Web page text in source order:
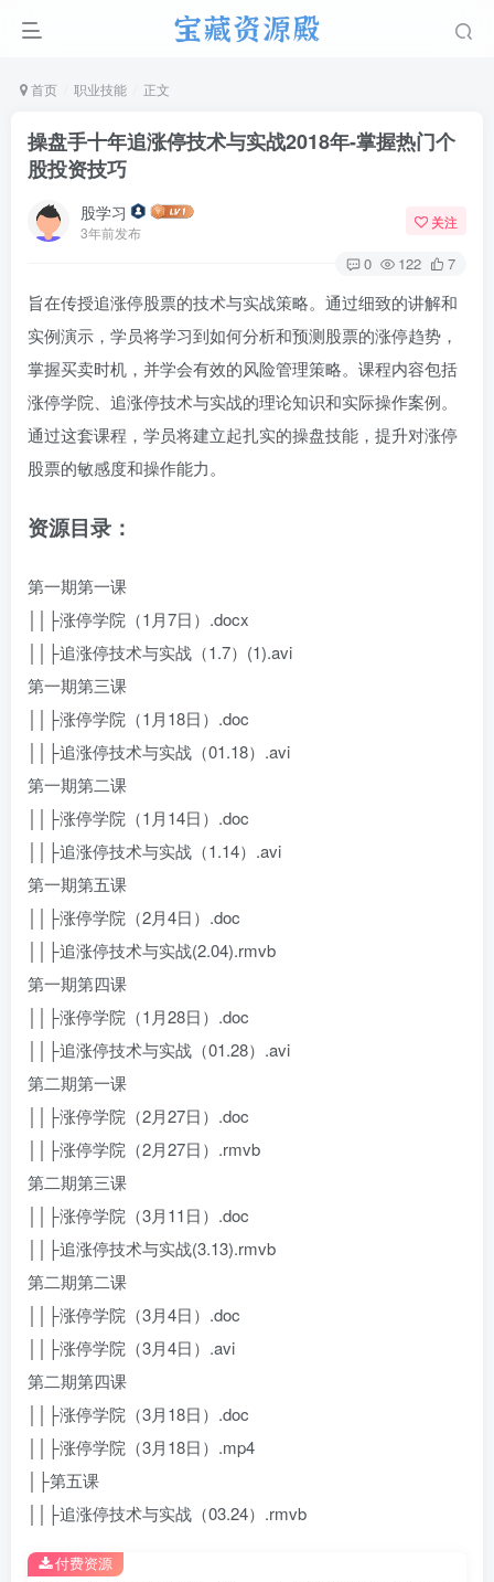
首页 职业技能 正文
操盘手十年追涨停技术与实战2018年-掌握热门个
股投资技巧
股学习
3年前发布
关注
0 122 7
旨在传授追涨停股票的技术与实战策略。通过细致的讲解和
实例演示，学员将学习到如何分析和预测股票的涨停趋势，
掌握买卖时机，并学会有效的风险管理策略。课程内容包括
涨停学院、追涨停技术与实战的理论知识和实际操作案例。
通过这套课程，学员将建立起扎实的操盘技能，提升对涨停
股票的敏感度和操作能力。
资源目录：
第一期第一课
││├涨停学院（1月7日）.docx
││├追涨停技术与实战（1.7）(1).avi
第一期第三课
││├涨停学院（1月18日）.doc
││├追涨停技术与实战（01.18）.avi
第一期第二课
││├涨停学院（1月14日）.doc
││├追涨停技术与实战（1.14）.avi
第一期第五课
││├涨停学院（2月4日）.doc
││├追涨停技术与实战(2.04).rmvb
第一期第四课
││├涨停学院（1月28日）.doc
││├追涨停技术与实战（01.28）.avi
第二期第一课
││├涨停学院（2月27日）.doc
││├涨停学院（2月27日）.rmvb
第二期第三课
││├涨停学院（3月11日）.doc
││├追涨停技术与实战(3.13).rmvb
第二期第二课
││├涨停学院（3月4日）.doc
││├涨停学院（3月4日）.avi
第二期第四课
││├涨停学院（3月18日）.doc
││├涨停学院（3月18日）.mp4
│├第五课
││├追涨停技术与实战（03.24）.rmvb
付费资源